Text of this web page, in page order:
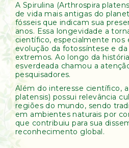
A Spirulina (Arthrospira
de vida mais antigas do
fósseis que indicam sua
anos. Essa longevidade a
científico, especialmente nos
evolução da fotossíntese e
extremos. Ao longo da
esverdeada chamou a
pesquisadores.
Além do interesse científico,
platensis) possui relevância
regiões do mundo, sendo
em ambientes naturais por
que contribuiu para sua
reconhecimento global.